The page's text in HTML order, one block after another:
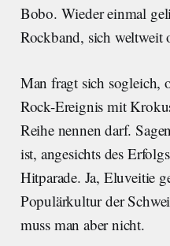
Bobo. Wieder einmal
Rockband, sich weltweit
Man fragt sich sogleich,
Rock-Ereignis mit
Reihe nennen darf.
ist, angesichts des
Hitparade. Ja, Eluveitie
Populärkultur der
muss man aber nicht.